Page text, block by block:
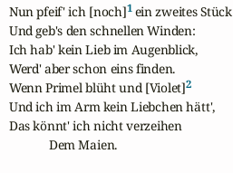
Nun pfeif' ich [noch]1 ein zweites Stück
Und geb's den schnellen Winden:
Ich hab' kein Lieb im Augenblick,
Werd' aber schon eins finden.
Wenn Primel blüht und [Violet]2
Und ich im Arm kein Liebchen hätt',
Das könnt' ich nicht verzeihen
             Dem Maien.